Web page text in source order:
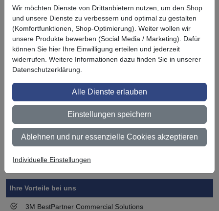
Zuletzt angesehen
3M Fasara
Sagano 2
Ihre Vorteile bei uns
3M BestPartner Commercial Solutions
Wir möchten Dienste von Drittanbietern nutzen, um den Shop
und unsere Dienste zu verbessern und optimal zu gestalten
(Komfortfunktionen, Shop-Optimierung). Weiter wollen wir
unsere Produkte bewerben (Social Media / Marketing). Dafür
können Sie hier Ihre Einwilligung erteilen und jederzeit
widerrufen. Weitere Informationen dazu finden Sie in unserer
Datenschutzerklärung.
Alle Dienste erlauben
Einstellungen speichern
Ablehnen und nur essenzielle Cookies akzeptieren
Individuelle Einstellungen